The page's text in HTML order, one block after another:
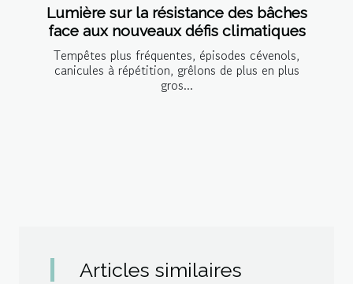
Lumière sur la résistance des bâches
face aux nouveaux défis climatiques
Tempêtes plus fréquentes, épisodes cévenols,
canicules à répétition, grêlons de plus en plus
gros...
Articles similaires